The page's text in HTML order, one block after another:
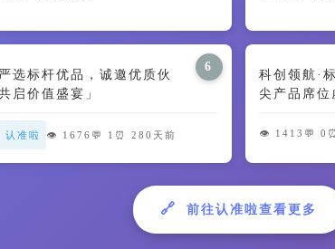
6
严选标杆优品，诚邀优质伙
启价值盛宴」
认准啦 👁️ 1676 💬 1 ⏰ 280天前
科创领航·
尖产品席位
👁️ 1413 💬 0
🔗 前往认准啦查看更多